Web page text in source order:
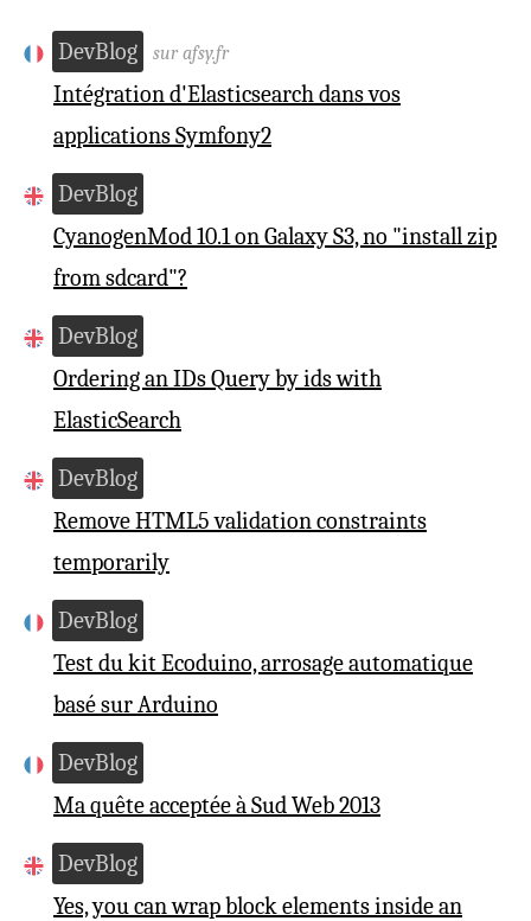
DevBlog sur afsy.fr
Intégration d'Elasticsearch dans vos
applications Symfony2
DevBlog
CyanogenMod 10.1 on Galaxy S3, no "install zip
from sdcard"?
DevBlog
Ordering an IDs Query by ids with
ElasticSearch
DevBlog
Remove HTML5 validation constraints
temporarily
DevBlog
Test du kit Ecoduino, arrosage automatique
basé sur Arduino
DevBlog
Ma quête acceptée à Sud Web 2013
DevBlog
Yes, you can wrap block elements inside an